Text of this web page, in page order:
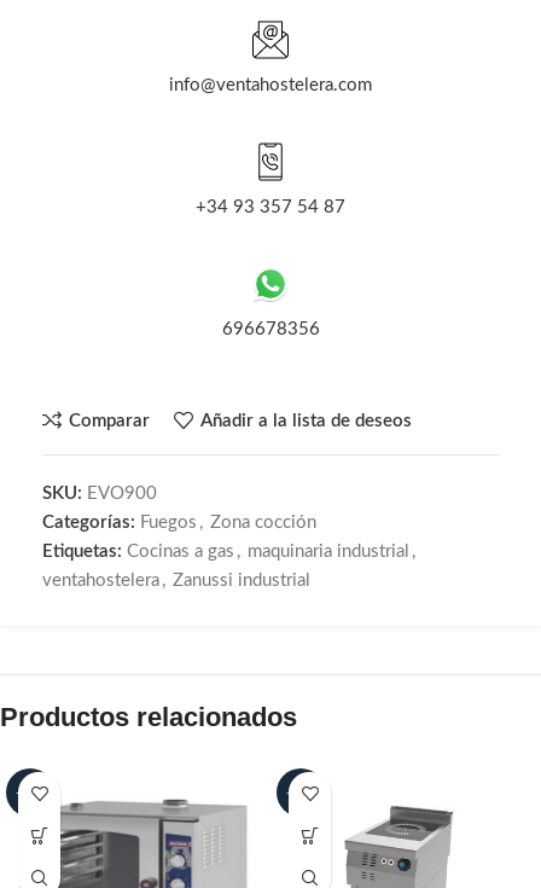
info@ventahostelera.com
+34 93 357 54 87
696678356
Comparar Añadir a la lista de deseos
SKU: EVO900
Categorías: Fuegos , Zona cocción
Etiquetas: Cocinas a gas , maquinaria industrial ,
ventahostelera , Zanussi industrial
Productos relacionados
-25% -25%